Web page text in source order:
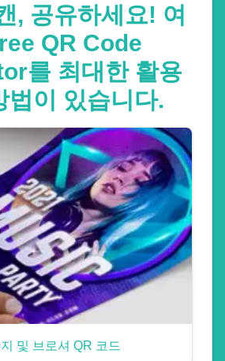
, 공유하세요! 여
QR Code
를 최대한 활용
법이 있습니다.
및 브로셔 QR 코드